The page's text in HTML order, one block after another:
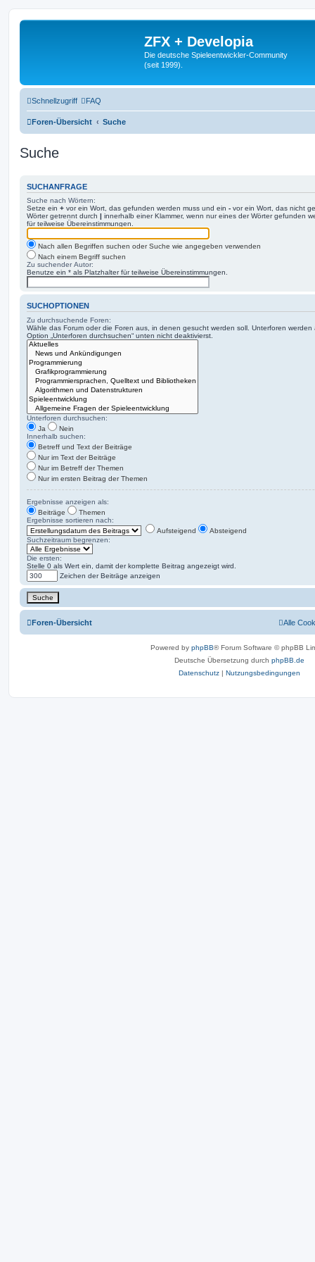
ZFX + Developia
Die deutsche Spieleentwickler-Community
(seit 1999).
Schnellzugriff FAQ
Foren-Übersicht Suche
Suche
SUCHANFRAGE
Suche nach Wörtern:
Setze ein + vor ein Wort, das gefunden werden muss und ein - vor ein Wort, das nicht
Wörter getrennt durch | innerhalb einer Klammer, wenn nur eines der Wörter gefunden
für teilweise Übereinstimmungen.
Nach allen Begriffen suchen oder Suche wie angegeben verwenden
Nach einem Begriff suchen
Zu suchender Autor:
Benutze ein * als Platzhalter für teilweise Übereinstimmungen.
SUCHOPTIONEN
Zu durchsuchende Foren:
Wähle das Forum oder die Foren aus, in denen gesucht werden soll. Unterforen
Option „Unterforen durchsuchen“ unten nicht deaktivierst.
Unterforen durchsuchen:
Ja
Nein
Innerhalb suchen:
Betreff und Text der Beiträge
Nur im Text der Beiträge
Nur im Betreff der Themen
Nur im ersten Beitrag der Themen
Ergebnisse anzeigen als:
Beiträge
Themen
Ergebnisse sortieren nach:
Aufsteigend
Absteigend
Suchzeitraum begrenzen:
Die ersten:
Stelle 0 als Wert ein, damit der komplette Beitrag angezeigt wird.
Zeichen der Beiträge anzeigen
Foren-Übersicht Alle
Powered by phpBB® Forum Software © phpBB
Deutsche Übersetzung durch phpBB.de
Datenschutz | Nutzungsbedingungen